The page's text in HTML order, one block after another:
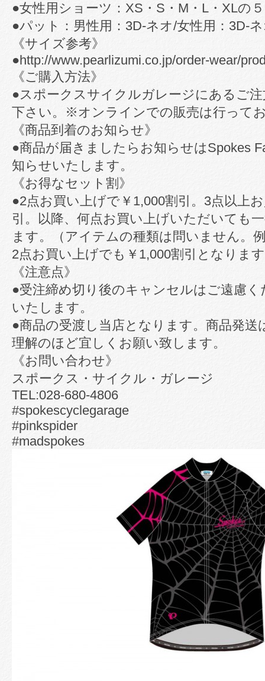
●女性用ショーツ：XS・S・M・L・XLの
●パット：男性用：3D-ネオ/女性用：3D-
《サイズ参考》
●http://www.pearlizumi.co.jp/order-wear/
《ご購入方法》
●スポークスサイクルガレージにあるご
下さい。※オンラインでの販売は行って
《商品到着のお知らせ》
●商品が届きましたらお知らせはSpokes
知らせいたします。
《お得なセット割》
●2点お買い上げで￥1,000割引。3点以上
引。以降、何点お買い上げいただいても
ます。（アイテムの種類は問いません。
2点お買い上げでも￥1,000割引となりま
《注意点》
●受注締め切り後のキャンセルはご遠慮
いたします。
●商品の受渡し当店となります。商品発
理解のほど宜しくお願い致します。
《お問い合わせ》
スポークス・サイクル・ガレージ
TEL:028-680-4806
#spokescyclegarage
#pinkspider
#madspokes